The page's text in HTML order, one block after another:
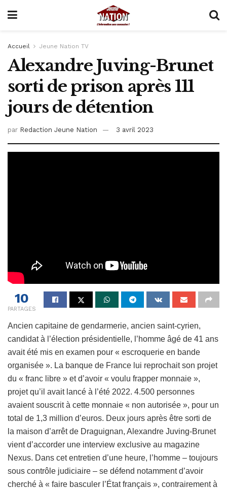
Accueil Jeune Nation TV
Alexandre Juving-Brunet
sorti de prison après 111
jours de détention
par Redaction Jeune Nation 3 avril 2023
10
PARTAGES
Ancien capitaine de gendarmerie, ancien saint-cyrien,
candidat à l’élection présidentielle, l’homme âgé de 41 ans
avait été mis en examen pour « escroquerie en bande
organisée ». La banque de France lui reprochait son projet
du « franc libre » et d’avoir « voulu frapper monnaie »,
projet qu’il avait lancé à l’été 2022. 4.500 personnes
avaient souscrit à cette monnaie « non autorisée », pour un
total de 1,3 million d’euros. Deux jours après être sorti de
la maison d’arrêt de Draguignan, Alexandre Juving-Brunet
vient d’accorder une interview exclusive au magazine
Nexus. Dans cet entretien d’une heure, l’homme – toujours
sous contrôle judiciaire – se défend notamment d’avoir
cherché à « faire basculer l’État français », contrairement à